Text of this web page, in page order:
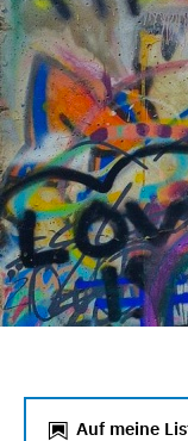
Auf meine